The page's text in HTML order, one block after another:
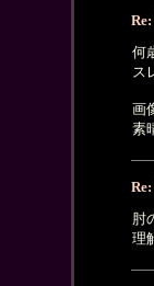
何
ス
画
素
肘
理